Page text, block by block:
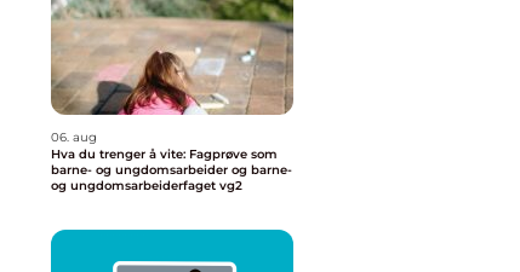
06. aug
Hva du trenger å vite: Fagprøve som
barne- og ungdomsarbeider og barne-
og ungdomsarbeiderfaget vg2